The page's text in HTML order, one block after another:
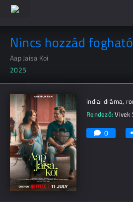
Nincs hozzád fogható
Aap Jaisa Koi
2025
indiai dráma,
Rendező:Vivek
0